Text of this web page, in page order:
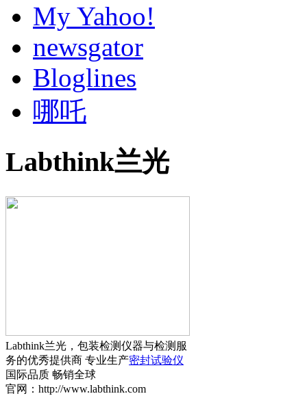
My Yahoo!
newsgator
Bloglines
哪吒
Labthink兰光
Labthink兰光，包装检测仪器与检测服
务的优秀提供商 专业生产密封试验仪
国际品质 畅销全球
官网：http://www.labthink.com